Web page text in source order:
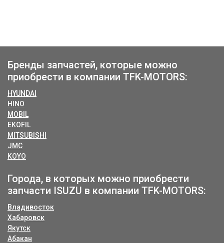
Бренды запчастей, которые можно
приобрести в компании TFK-MOTORS:
HYUNDAI
HINO
MOBIL
EKOFIL
MITSUBISHI
JMC
KOYO
Города, в которых можно приобрести
запчасти ISUZU в компании TFK-MOTORS:
Владивосток
Хабаровск
Якутск
Абакан